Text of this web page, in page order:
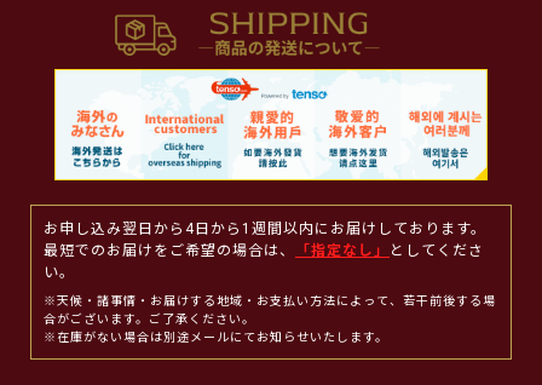
お申し込み翌日から4日から1週間以内にお届けしております。
最短でのお届けをご希望の場合は、
「指定なし」
としてくださ
い。
※天候・諸事情・お届けする地域・お支払い方法によって、若干前後する場
合がございます。ご了承ください。
※在庫がない場合は別途メールにてお知らせいたします。